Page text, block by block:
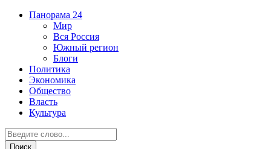
Панорама 24
Мир
Вся Россия
Южный регион
Блоги
Политика
Экономика
Общество
Власть
Культура